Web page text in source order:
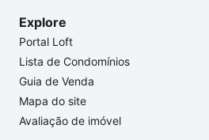
Explore
Portal Loft
Lista de Condomínios
Guia de Venda
Mapa do site
Avaliação de imóvel